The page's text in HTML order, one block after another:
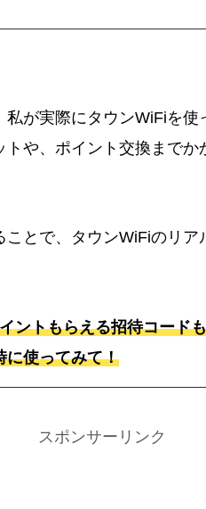
私が実際にタウンWiFiを使
トや、ポイント交換までか
ことで、タウンWiFiのリア
ントもらえる招待コード
に使ってみて！
スポンサーリンク